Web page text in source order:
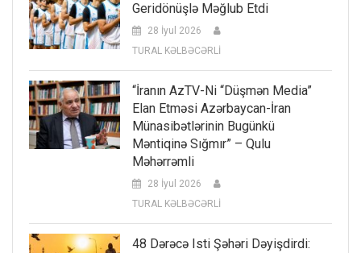
Geridönüşlə Məğlub Etdi
28 İyul 2026
TURAL KƏLBƏCƏRLİ
“İranın AzTV-Ni “düşmən Media”
Elan Etməsi Azərbaycan-İran
Münasibətlərinin Bugünkü
Məntiqinə Sığmır” – Qulu
Məhərrəmli
28 İyul 2026
TURAL KƏLBƏCƏRLİ
48 Dərəcə Isti Şəhəri Dəyişdirdi: